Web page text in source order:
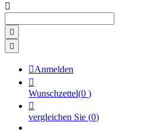



Anmelden

Wunschzettel(0 )

vergleichen Sie (0)